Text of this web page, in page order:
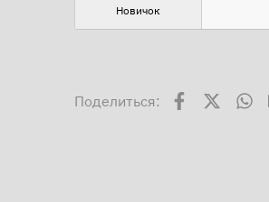
Новичок
Поделиться: Facebook